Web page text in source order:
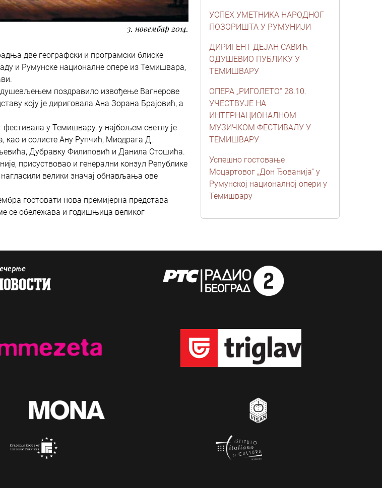
3. новембар 2014.
две географски и програмски блиске
и Румунске националне оперe из Темишвара,
поздравило извођење Вагнерове
коју је дириговала Ана Зорана Брајовић, а
у Темишвару, у најбољем светлу је
као и солисте Ану Рупчић, Миодрага Д.
Дубравку Филиповић и Данила Стошића.
присуствовао и генерални конзул Републике
нагласили велики значај обнављања ове
гостовати нова премијерна представа
се обележава и годишњица великог
УСПЕХ УМЕТНИКА НАРОДНОГ
ПОЗОРИШТА У РУМУНИЈИ
ДИРИГЕНТ ДЕЈАН САВИЋ
ОДУШЕВИО ПУБЛИКУ У
ТЕМИШВАРУ
ОПЕРА „РИГОЛЕТО“ 28.10.
УЧЕСТВУЈЕ НА
ИНТЕРНАЦИОНАЛНОМ
МУЗИЧКОМ ФЕСТИВАЛУ У
ТЕМИШВАРУ
Успешно гостовање
Mоцартовог „Дон Ђованиja“ у
Румунској националној опери у
Темишвару